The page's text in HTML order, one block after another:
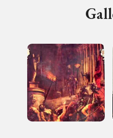
I Luoghi
Storico